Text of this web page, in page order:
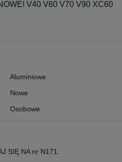
V40 V60 V70 V90 XC60
Aluminiowe
Nowe
Osobowe
SIĘ NA nr N171.